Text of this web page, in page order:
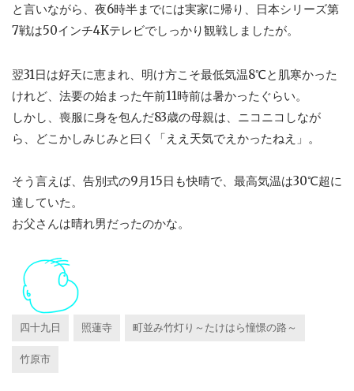
と言いながら、夜6時半までには実家に帰り、日本シリーズ第
7戦は50インチ4Kテレビでしっかり観戦しましたが。
翌31日は好天に恵まれ、明け方こそ最低気温8℃と肌寒かった
けれど、法要の始まった午前11時前は暑かったぐらい。
しかし、喪服に身を包んだ83歳の母親は、ニコニコしなが
ら、どこかしみじみと曰く「ええ天気でえかったねえ」。
そう言えば、告別式の9月15日も快晴で、最高気温は30℃超に
達していた。
お父さんは晴れ男だったのかな。
四十九日 照蓮寺 町並み竹灯り～たけはら憧憬の路～
竹原市